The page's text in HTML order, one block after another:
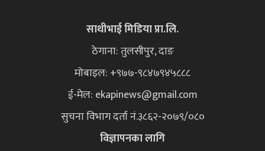
साथीभाई मिडिया प्रा.लि.
ठेगाना: तुलसीपुर, दाङ
मोबाइल: +९७७-९८४७९४५८८८
ई-मेल: ekapinews@gmail.com
सुचना विभाग दर्ता नं.३८६२-२०७९/०८०
विज्ञापनका लागि